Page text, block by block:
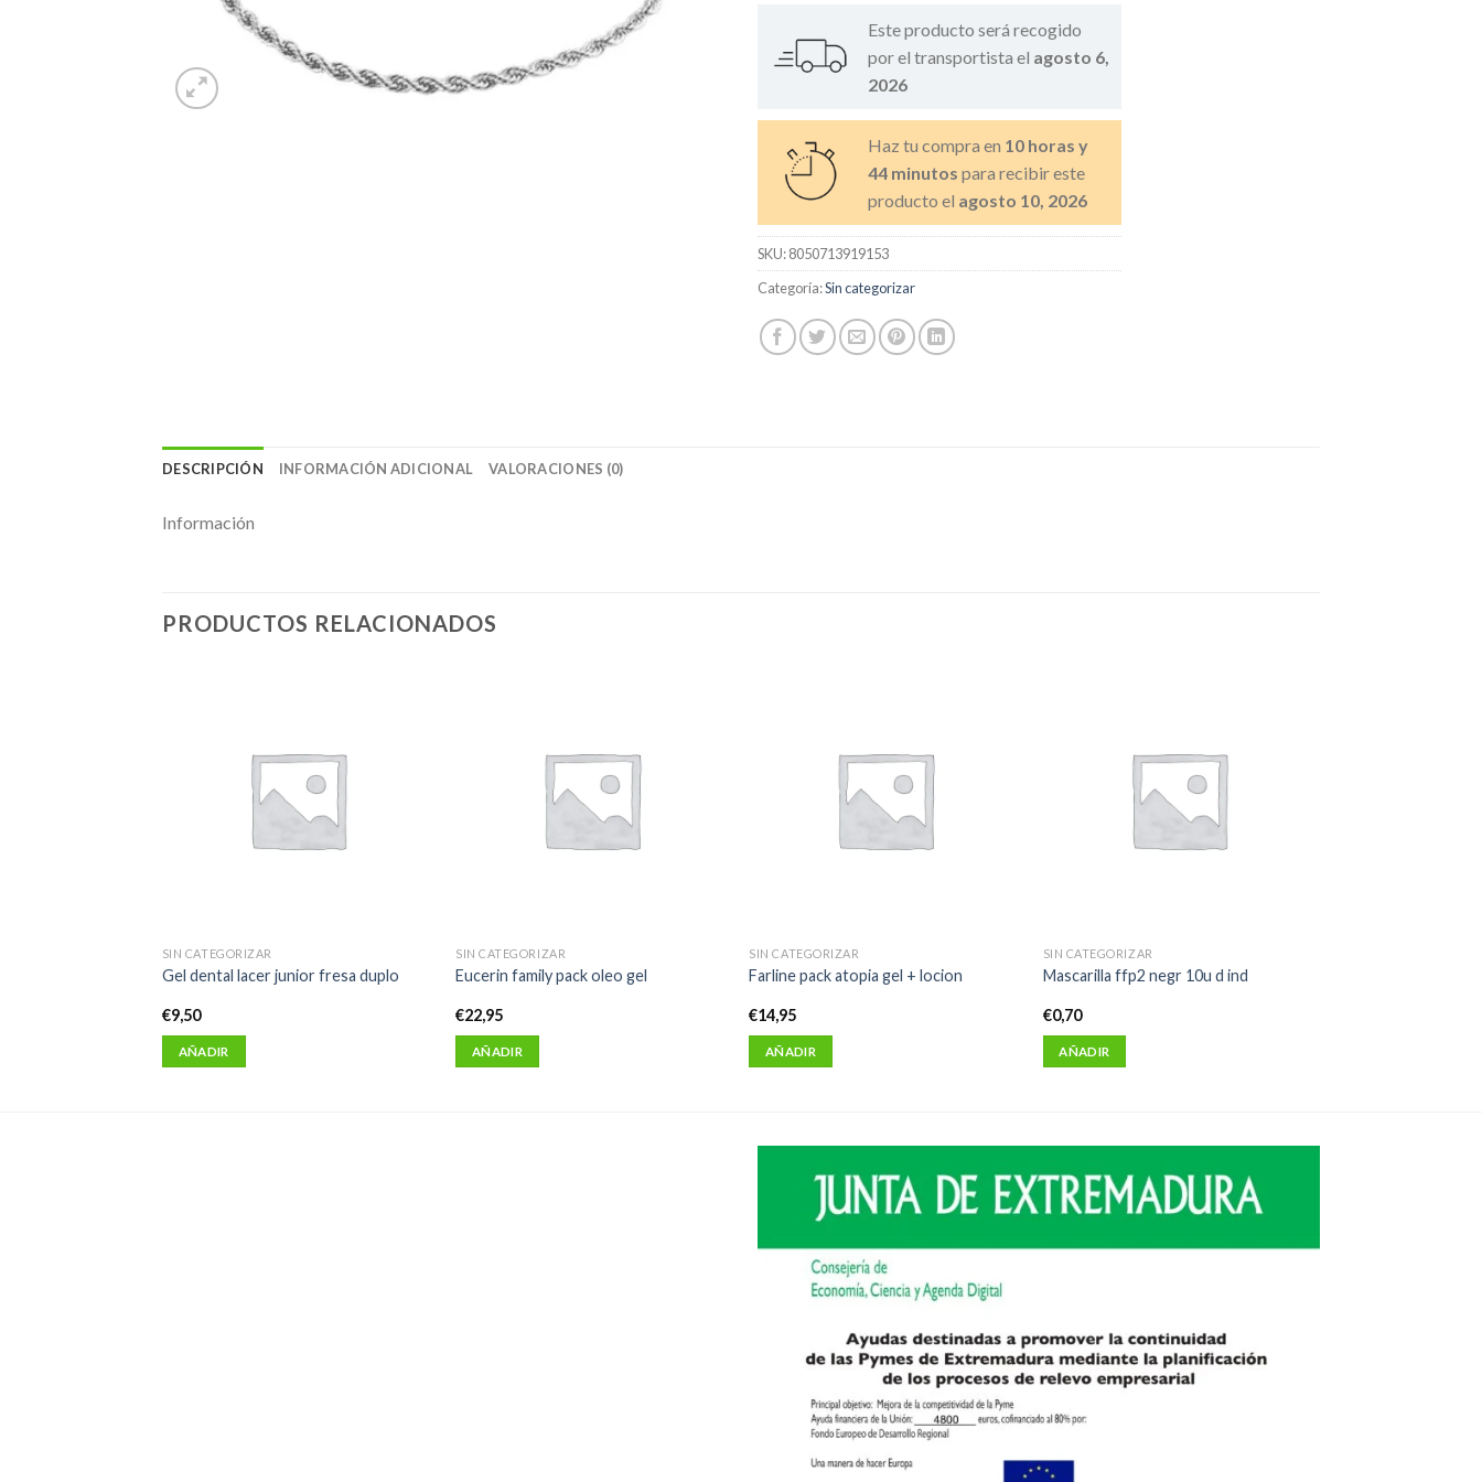
Este producto será recogido
por el transportista el agosto 6,
2026
Haz tu compra en 10 horas y
44 minutos para recibir este
producto el agosto 10, 2026
SKU:8050713919153
Categoría:Sin categorizar
DESCRIPCIÓN INFORMACIÓN ADICIONAL VALORACIONES (0)
Información
PRODUCTOS RELACIONADOS
SIN CATEGORIZAR
Gel dental lacer junior fresa duplo
€9,50
AÑADIR
SIN CATEGORIZAR
Eucerin family pack oleo gel
€22,95
AÑADIR
SIN CATEGORIZAR
Farline pack atopia gel + locion
€14,95
AÑADIR
SIN CATEGORIZAR
Mascarilla ffp2 negr 10u d ind
€0,70
AÑADIR